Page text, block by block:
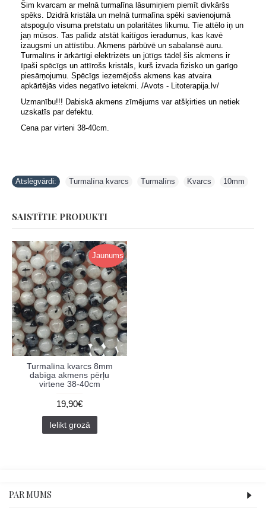
Šim kvarcam ar melnā turmalīna lāsumiņiem piemīt divkāršs
spēks. Dzidrā kristāla un melnā turmalīna spēki savienojumā
atspoguļo visuma pretstatu un polaritātes likumu. Tie attēlo iņ un
jaņ mūsos. Tas palīdz atstāt kaitīgos ieradumus, kas kavē
izaugsmi un attīstību. Akmens pārbūvē un sabalansē auru.
Turmalīns ir ārkārtīgi elektrizēts un jūtīgs tādēļ šis akmens ir
īpaši spēcīgs un attīrošs kristāls, kurš izvada fizisko un garīgo
piesārņojumu. Spēcīgs iezemējošs akmens kas atvaira
apkārtējās vides negatīvo ietekmi. /Avots - Litoterapija.lv/
Uzmanību!!! Dabiskā akmens zīmējums var atšķirties un netiek
uzskatīs par defektu.
Cena par virteni 38-40cm.
Atslēgvārdi: Turmalīna kvarcs Turmalīns Kvarcs 10mm
SAISTĪTIE PRODUKTI
Jaunums
Turmalīna kvarcs 8mm
dabīga akmens pērļu
virtene 38-40cm
19,90€
Ielikt grozā
PAR MUMS